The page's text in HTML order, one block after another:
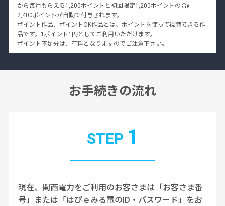
から毎月もらえる1,200ポイントと初回限定1,200ポイントの合計
2,400ポイントが自動で付与されます。
ポイント作品、ポイントOK作品とは、ポイントを使って視聴できる作
品です。1ポイント1円としてご利用いただけます。
ポイント不足分は、有料となりますのでご注意下さい。
お手続きの流れ
STEP 1
現在、関西電力をご利用のお客さまは「お客さま番
号」または「はぴｅみる電のID・パスワード」 をお